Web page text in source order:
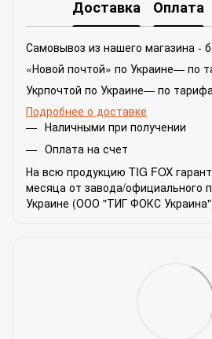
Доставка Оплата
Самовывоз из нашего магазина -
«Новой почтой» по Украине— по
Укрпочтой по Украине— по
Подробнее о доставке
Наличными при получении
Оплата на счет
На всю продукцию TIG FOX
месяца от завода/официального
Украине (ООО "ТИГ ФОКС